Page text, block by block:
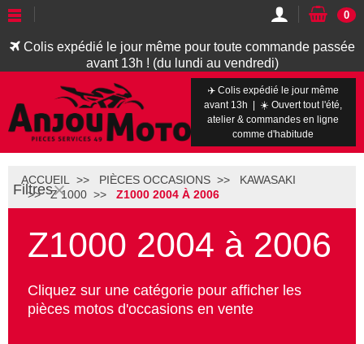
Colis expédié le jour même pour toute commande passée
avant 13h ! (du lundi au vendredi)
0
✈️ Colis expédié le jour même
avant 13h | ☀️ Ouvert tout l'été,
atelier & commandes en ligne
comme d'habitude
Filtres
ACCUEIL PIÈCES OCCASIONS
KAWASAKI
Z 1000
Z1000 2004 À 2006
Z1000 2004 à 2006
Cliquez sur une catégorie pour afficher les
pièces motos d'occasions en vente